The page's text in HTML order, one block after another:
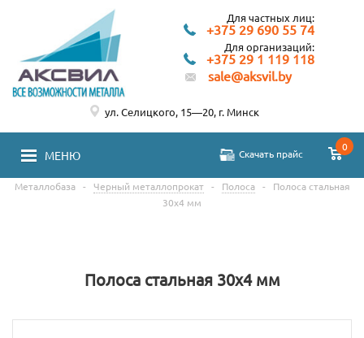
Для частных лиц:
+375 29 690 55 74
Для организаций:
+375 29 1 119 118
sale@aksvil.by
МЕНЮ Скачать прайс
0
ул. Селицкого, 15—20, г. Минск
Металлобаза - Черный металлопрокат - Полоса -
Полоса стальная
30х4 мм
Полоса стальная 30х4 мм